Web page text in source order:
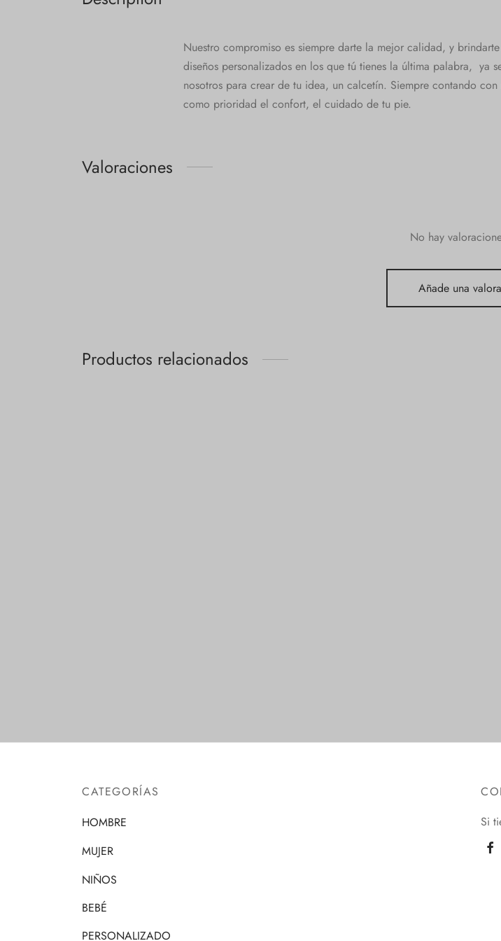
Nuestro compromiso es siempre darte la mejor calidad, y
diseños personalizados en los que tú tienes la última palabra, ya
nosotros para crear de tu idea, un calcetín. Siempre contando
como prioridad el confort, el cuidado de tu pie.
Valoraciones
No hay
Añade una
Productos relacionados
CATEGORÍAS
HOMBRE
MUJER
NIÑOS
BEBÉ
PERSONALIZADO
Si